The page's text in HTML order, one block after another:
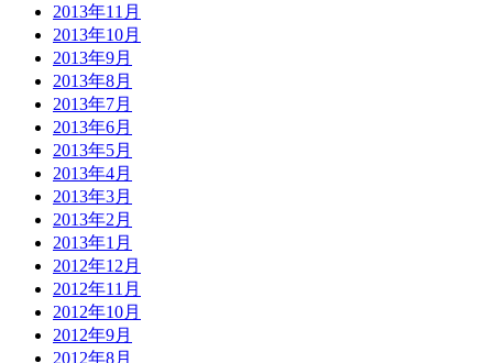
2013年11月
2013年10月
2013年9月
2013年8月
2013年7月
2013年6月
2013年5月
2013年4月
2013年3月
2013年2月
2013年1月
2012年12月
2012年11月
2012年10月
2012年9月
2012年8月